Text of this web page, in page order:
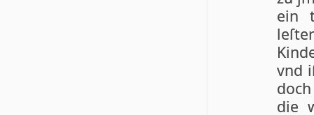
ein
vnd
die